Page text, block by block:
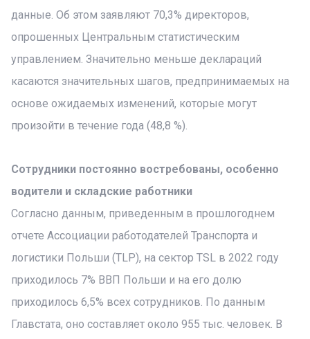
данные. Об этом заявляют 70,3% директоров,
опрошенных Центральным статистическим
управлением. Значительно меньше деклараций
касаются значительных шагов, предпринимаемых на
основе ожидаемых изменений, которые могут
произойти в течение года (48,8 %).
Сотрудники постоянно востребованы, особенно
водители и складские работники
Согласно данным, приведенным в прошлогоднем
отчете Ассоциации работодателей Транспорта и
логистики Польши (TLP), на сектор TSL в 2022 году
приходилось 7% ВВП Польши и на его долю
приходилось 6,5% всех сотрудников. По данным
Главстата, оно составляет около 955 тыс. человек. В